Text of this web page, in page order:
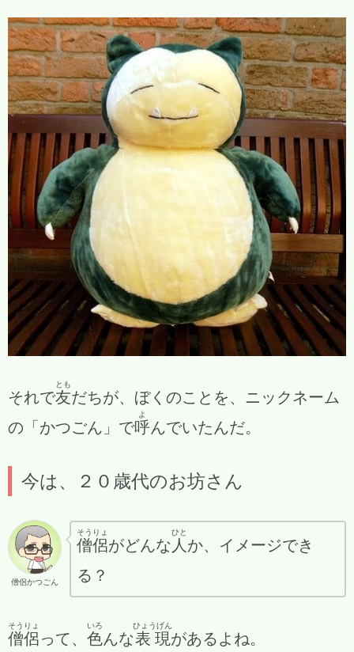
それで友
とも
だちが、ぼくのことを、ニックネーム
の「かつごん」で呼
よ
んでいたんだ。
今は、２０歳代のお坊さん
僧侶かつごん
僧侶
そうりょ
がどんな 人
ひと
か、イメージでき
る？
僧侶
そうりょ
って、 色
いろ
んな表現
ひょうげん
があるよね。